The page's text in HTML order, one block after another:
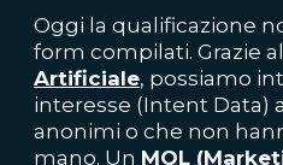
Oggi la qualificazione
form compilati. Grazie
Artificiale, possiamo
interesse (Intent Data)
anonimi o che non
mano. Un MQL